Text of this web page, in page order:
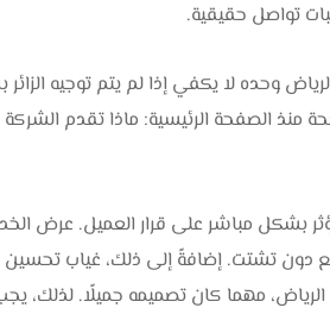
تواصل حقيقية.
وحده لا يكفي إذا لم يتم توجيه
منذ الصفحة الرئيسية: ماذا تقدم الشركة ؟
بشكل مباشر على قرار العميل. عرض
دون تشتت. إضافةً إلى ذلك، غياب
مهما كان تصميمه جميلًا. لذلك،